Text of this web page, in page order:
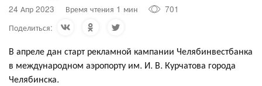
24 Апр 2023 Время чтения 1 мин
701
Поделиться:
В апреле дан старт рекламной кампании Челябинвестбанка
в международном аэропорту им. И. В. Курчатова города
Челябинска.